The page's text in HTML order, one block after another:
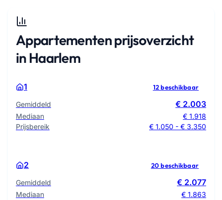
Appartementen prijsoverzicht
in Haarlem
1 12 beschikbaar
Gemiddeld € 2.003
Mediaan
€ 1.918
Prijsbereik
€ 1.050 - € 3.350
2 20 beschikbaar
Gemiddeld € 2.077
Mediaan
€ 1.863